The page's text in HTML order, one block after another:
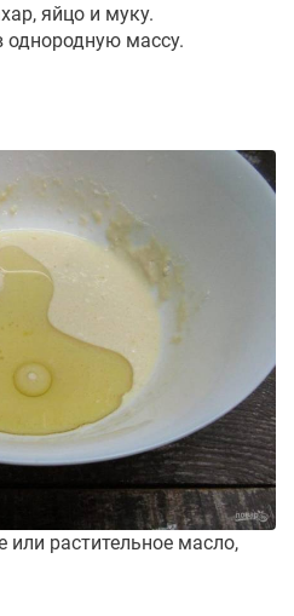
яйцо и муку.
массу.
или растительное масло,